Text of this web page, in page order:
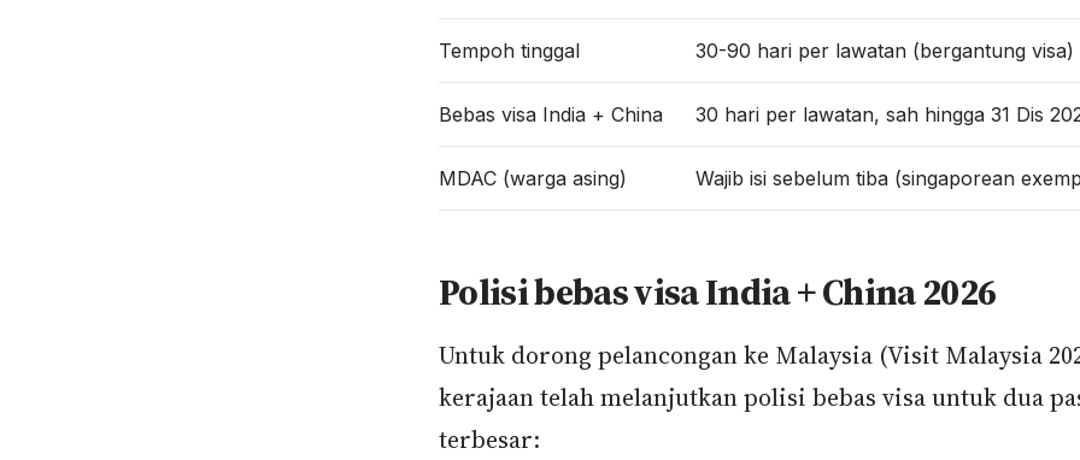
Tempoh tinggal 30-90 hari per lawatan (bergantung visa)
Bebas visa India + China 30 hari per lawatan, sah hingga 31 Dis
MDAC (warga asing) Wajib isi sebelum tiba (singaporean
Polisi bebas visa India + China 2026
Untuk dorong pelancongan ke Malaysia (Visit Malaysia
kerajaan telah melanjutkan polisi bebas visa untuk dua
terbesar: